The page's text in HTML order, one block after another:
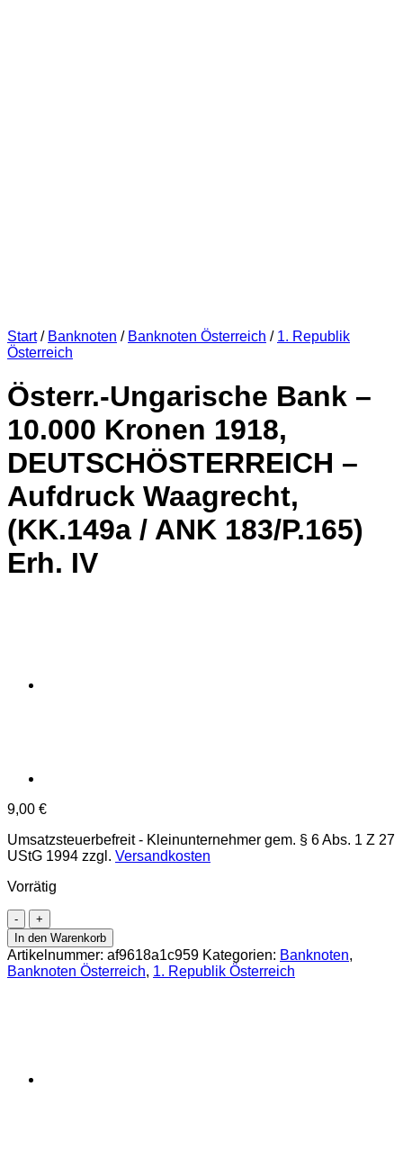
Start / Banknoten / Banknoten Österreich / 1. Republik
Österreich
Österr.-Ungarische Bank –
10.000 Kronen 1918,
DEUTSCHÖSTERREICH –
Aufdruck Waagrecht,
(KK.149a / ANK 183/P.165)
Erh. IV
9,00 €
Umsatzsteuerbefreit - Kleinunternehmer gem. § 6 Abs. 1 Z 27
UStG 1994 zzgl. Versandkosten
Vorrätig
Österr.-
Ungarische
Bank
-
10.000
Waagrecht,
In den Warenkorb
Artikelnummer: af9618a1c959 Kategorien: Banknoten,
Banknoten Österreich, 1. Republik Österreich